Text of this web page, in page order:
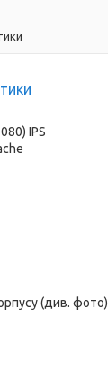
IPS
(див. фото)